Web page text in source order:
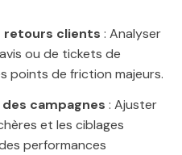
retours clients : Analyser
ou de tickets de
points de friction majeurs.
campagnes : Ajuster
et les ciblages
performances